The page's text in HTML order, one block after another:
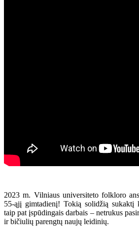
2023 m. Vilniaus universiteto folkloro
55-ąjį gimtadienį! Tokią solidžią sukaktį
taip pat įspūdingais darbais – netrukus
ir bičiulių parengtų naujų leidinių.